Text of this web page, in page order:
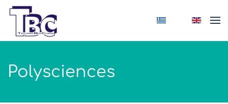
Skip to main content
Polysciences